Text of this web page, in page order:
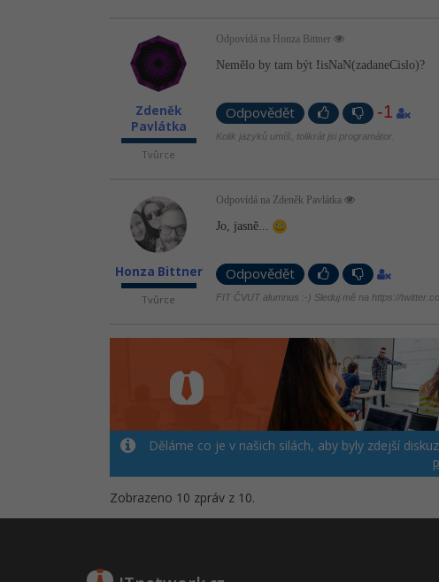
Zdeněk
Pavlátka
Tvůrce
Odpovídá na Honza Bittner
Nemělo by tam být ! isNaN(zadane­Cislo)?
Odpovědět -1
Kolik jazyků umíš, tolikrát jsi programátor.
Honza Bittner
Tvůrce
Odpovídá na Zdeněk Pavlátka
Jo, jasně...
Odpovědět
FIT ČVUT alumnus :-) Sleduj mě na https://
Děláme co je v našich silách, aby byly zdejší
Zobrazeno 10 zpráv z 10.